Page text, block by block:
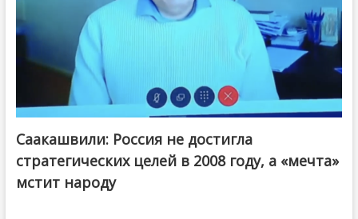
Саакашвили: Россия не достигла
стратегических целей в 2008 году, а «мечта»
мстит народу